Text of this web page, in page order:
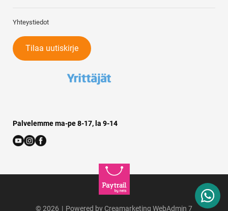
Yhteystiedot
Tilaa uutiskirje
Palvelemme ma-pe 8-17, la 9-14
© 2026 | Powered by Creamarketing WebAdmin 7